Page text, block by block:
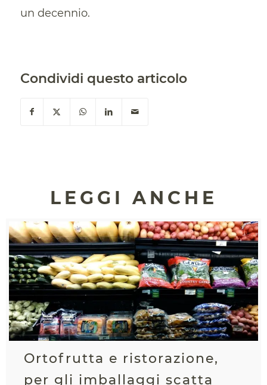
un decennio.
Condividi questo articolo
LEGGI ANCHE
Ortofrutta e ristorazione,
per gli imballaggi scatta